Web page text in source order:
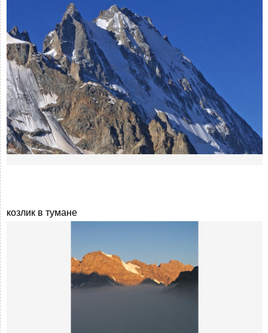
козлик в тумане